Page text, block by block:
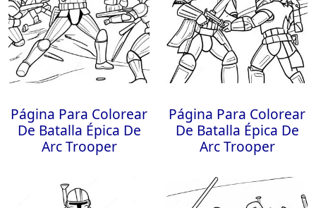
Página Para Colorear
De Batalla Épica De
Arc Trooper
Página Para Colorear
De Batalla Épica De
Arc Trooper